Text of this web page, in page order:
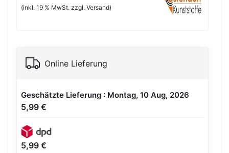
(inkl. 19 % MwSt. zzgl. Versand)
Online Lieferung
Geschätzte Lieferung : Montag, 10 Aug, 2026
5,99 €
5,99 €